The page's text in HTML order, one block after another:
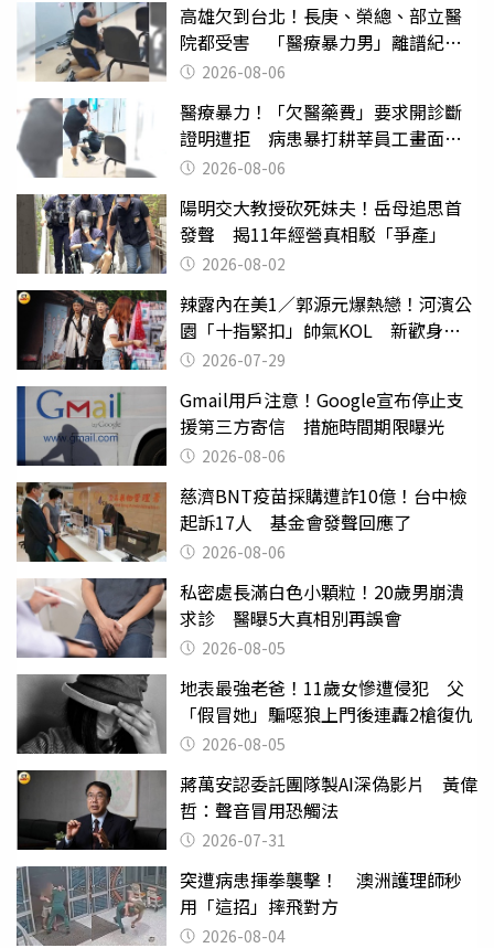
高雄欠到台北！長庚、榮總、部立醫
院都受害 「醫療暴力男」離譜紀錄
曝光2026-08-06
醫療暴力！「欠醫藥費」要求開診斷
證明遭拒 病患暴打耕莘員工畫面曝
光 2026-08-06
陽明交大教授砍死妹夫！岳母追思首
發聲 揭11年經營真相駁「爭產」
2026-08-02
辣露內在美1／郭源元爆熱戀！河濱公
園「十指緊扣」帥氣KOL 新歡身份
曝光2026-07-29
Gmail用戶注意！Google宣布停止支
援第三方寄信 措施時間期限曝光
2026-08-06
慈濟BNT疫苗採購遭詐10億！台中檢
起訴17人 基金會發聲回應了
2026-08-06
私密處長滿白色小顆粒！20歲男崩潰
求診 醫曝5大真相別再誤會
2026-08-05
地表最強老爸！11歲女慘遭侵犯 父
「假冒她」騙噁狼上門後連轟2槍復仇
2026-08-05
蔣萬安認委託團隊製AI深偽影片 黃偉
哲：聲音冒用恐觸法
2026-07-31
突遭病患揮拳襲擊！ 澳洲護理師秒
用「這招」摔飛對方
2026-08-04